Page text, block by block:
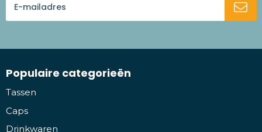
Populaire categorieën
Tassen
Caps
Drinkwaren